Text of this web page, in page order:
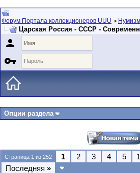
Форум Портала коллекционеров UUU >
Царская Россия - СССР -


Опции раздела
Страница 1 из 252 1 2 3 4 5
Последняя »